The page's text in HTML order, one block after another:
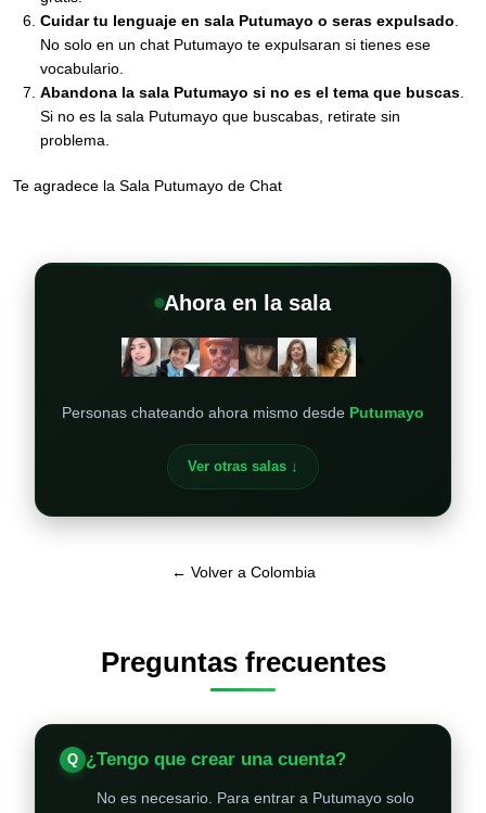
Cuidar tu lenguaje en sala Putumayo o seras expulsado
No solo en un chat Putumayo te expulsaran si tienes ese
vocabulario.
Abandona la sala Putumayo si no es el tema que buscas
Si no es la sala Putumayo que buscabas, retirate sin
problema.
Te agradece la Sala Putumayo de Chat
Ahora en la sala
Personas chateando ahora mismo desde Putumayo
Ver otras salas ↓
← Volver a Colombia
Preguntas frecuentes
¿Tengo que crear una cuenta?
No es necesario. Para entrar a Putumayo solo